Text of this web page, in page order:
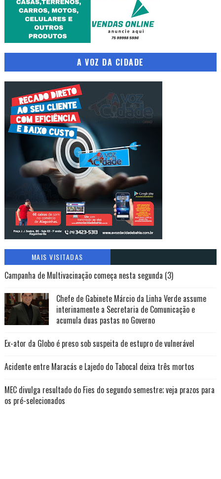
A VOZ DA CIDADE
MAIS VISITADAS
Campanha de Multivacinação começa nesta segunda (3)
Chefe de Gabinete Márcio da Linha Verde assume
interinamente a Secretaria de Comunicação e
acumula duas pastas no Governo
Ex-ator da Globo é preso sob suspeita de estupro de vulnerável
Acidente entre Maracás e Lajedo do Tabocal deixa três mortos
MEC divulga resultado do Fies do segundo semestre; veja prazos para
os pré-selecionados